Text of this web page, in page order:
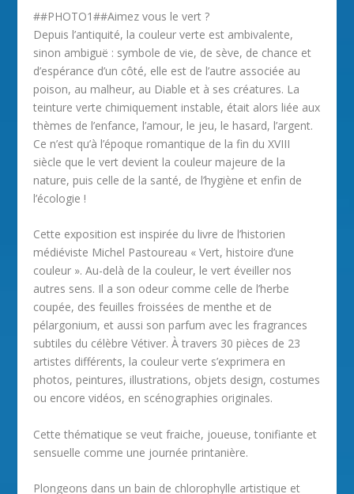
##PHOTO1##Aimez vous le vert ?
Depuis l’antiquité, la couleur verte est ambivalente,
sinon ambiguë : symbole de vie, de sève, de chance et
d’espérance d’un côté, elle est de l’autre associée au
poison, au malheur, au Diable et à ses créatures. La
teinture verte chimiquement instable, était alors liée aux
thèmes de l’enfance, l’amour, le jeu, le hasard, l’argent.
Ce n’est qu’à l’époque romantique de la fin du XVIII
siècle que le vert devient la couleur majeure de la
nature, puis celle de la santé, de l’hygiène et enfin de
l’écologie !
Cette exposition est inspirée du livre de l’historien
médiéviste Michel Pastoureau « Vert, histoire d’une
couleur ». Au-delà de la couleur, le vert éveiller nos
autres sens. Il a son odeur comme celle de l’herbe
coupée, des feuilles froissées de menthe et de
pélargonium, et aussi son parfum avec les fragrances
subtiles du célèbre Vétiver. À travers 30 pièces de 23
artistes différents, la couleur verte s’exprimera en
photos, peintures, illustrations, objets design, costumes
ou encore vidéos, en scénographies originales.
Cette thématique se veut fraiche, joueuse, tonifiante et
sensuelle comme une journée printanière.
Plongeons dans un bain de chlorophylle artistique et